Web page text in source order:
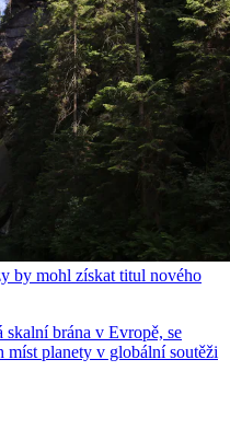
by mohl získat titul nového
brána v Evropě, se
míst planety v globální soutěži